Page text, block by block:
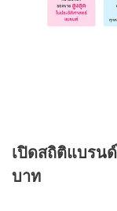
เปิดสถิติแบรน
บาท